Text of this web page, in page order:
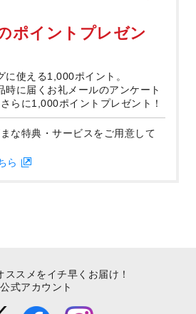
ポイントプレゼン
使える1,000ポイント。
時に届くお礼メールのアンケート
らに1,000ポイントプレゼント！
な特典・サービスをご用意して
ら
ススメをイチ早くお届け！
公式アカウント